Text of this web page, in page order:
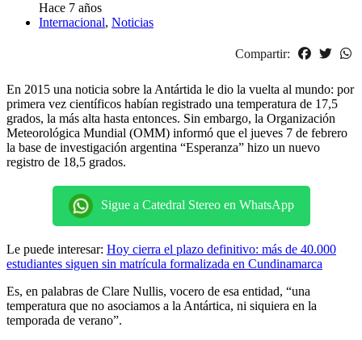
Hace 7 años
Internacional, Noticias
Compartir:
En 2015 una noticia sobre la Antártida le dio la vuelta al mundo: por
primera vez científicos habían registrado una temperatura de 17,5
grados, la más alta hasta entonces. Sin embargo, la Organización
Meteorológica Mundial (OMM) informó que el jueves 7 de febrero
la base de investigación argentina “Esperanza” hizo un nuevo
registro de 18,5 grados.
Sigue a Catedral Stereo en WhatsApp
Le puede interesar: Hoy cierra el plazo definitivo: más de 40.000
estudiantes siguen sin matrícula formalizada en Cundinamarca
Es, en palabras de Clare Nullis, vocero de esa entidad, “una
temperatura que no asociamos a la Antártica, ni siquiera en la
temporada de verano”.